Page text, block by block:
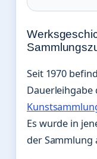
Seit 1970
Es wurde in
der Sammlung